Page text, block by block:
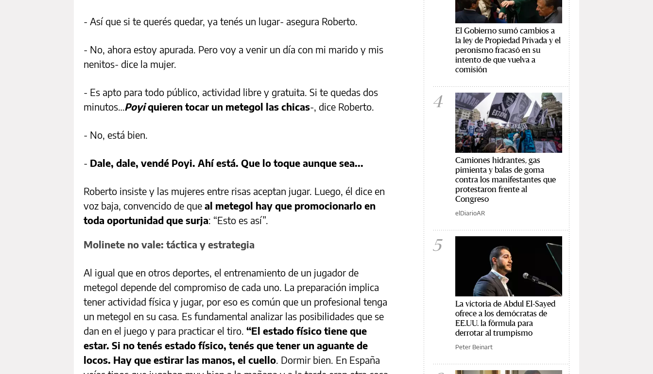
- Así que si te querés quedar, ya tenés un lugar- asegura Roberto.
- No, ahora estoy apurada. Pero voy a venir un día con mi marido y mis
nenitos- dice la mujer.
- Es apto para todo público, actividad libre y gratuita. Si te quedas dos
minutos… Poyiquieren tocar un metegol las chicas-, dice Roberto.
- No, está bien.
- Dale, dale, vendé Poyi. Ahí está. Que lo toque aunque sea...
Roberto insiste y las mujeres entre risas aceptan jugar. Luego, él dice en
voz baja, convencido de que al metegol hay que promocionarlo en
toda oportunidad que surja: “Esto es así”.
Molinete no vale: táctica y estrategia
Al igual que en otros deportes, el entrenamiento de un jugador de
metegol depende del compromiso de cada uno. La preparación implica
tener actividad física y jugar, por eso es común que un profesional tenga
un metegol en su casa. Es fundamental analizar las posibilidades que se
dan en el juego y para practicar el tiro. “El estado físico tiene que
estar. Si no tenés estado físico, tenés que tener un aguante de
locos. Hay que estirar las manos, el cuello. Dormir bien. En España
El Gobierno sumó cambios a
la ley de Propiedad Privada y el
peronismo fracasó en su
intento de que vuelva a
comisión
4
Camiones hidrantes, gas
pimienta y balas de goma
contra los manifestantes que
protestaron frente al
Congreso
elDiarioAR
5
La victoria de Abdul El-Sayed
ofrece a los demócratas de
EE.UU. la fórmula para
derrotar al trumpismo
Peter Beinart